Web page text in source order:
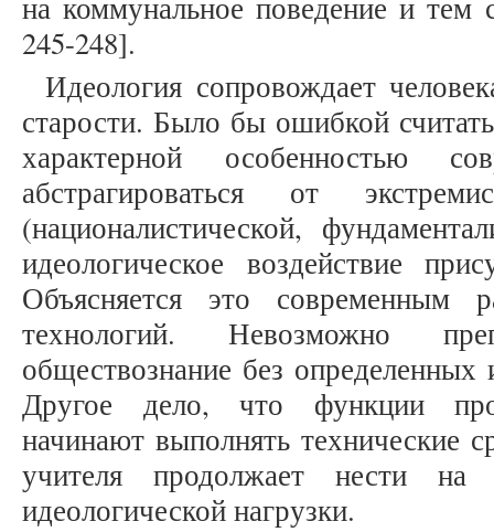
на коммунальное поведение и
245-248].
Идеология сопровождает
старости. Было бы ошибкой
характерной особенностью
абстрагироваться от
(националистической,
идеологическое воздействие
Объясняется это современным
технологий. Невозможно
обществознание без определенных
Другое дело, что функции
начинают выполнять технические
учителя продолжает нести на
идеологической нагрузки.